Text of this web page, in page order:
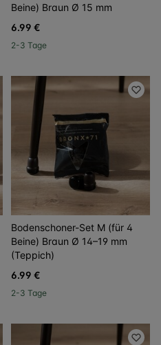
Beine) Braun Ø 15 mm
6.99 €
2-3 Tage
Bodenschoner-Set M (für 4
Beine) Braun Ø 14–19 mm
(Teppich)
6.99 €
2-3 Tage